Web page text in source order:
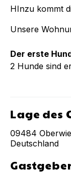
HInzu kommt
Unsere
Der erste
2 Hunde sind
Lage des
09484
Deutschland